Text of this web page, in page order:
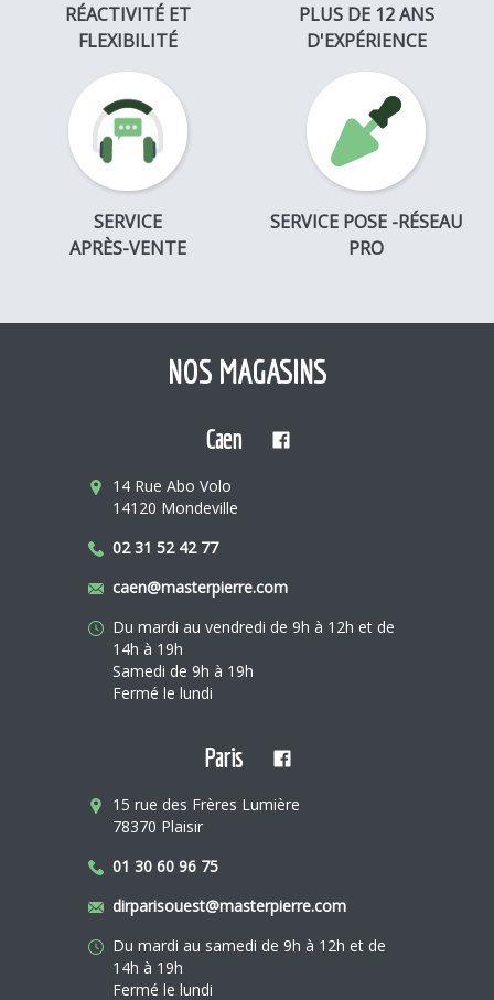
RÉACTIVITÉ ET
FLEXIBILITÉ
PLUS DE 12 ANS
D'EXPÉRIENCE
SERVICE
APRÈS-VENTE
SERVICE POSE -RÉSEAU
PRO
NOS MAGASINS
Caen
14 Rue Abo Volo
14120 Mondeville
02 31 52 42 77
caen@masterpierre.com
Du mardi au vendredi de 9h à 12h et de
14h à 19h
Samedi de 9h à 19h
Fermé le lundi
Paris
15 rue des Frères Lumière
78370 Plaisir
01 30 60 96 75
dirparisouest@masterpierre.com
Du mardi au samedi de 9h à 12h et de
14h à 19h
Fermé le lundi